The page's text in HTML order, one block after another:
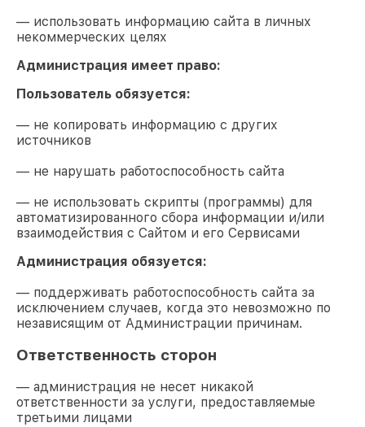
— использовать информацию сайта в личных
некоммерческих целях
Администрация имеет право:
Пользователь обязуется:
— не копировать информацию с других
источников
— не нарушать работоспособность сайта
— не использовать скрипты (программы) для
автоматизированного сбора информации и/или
взаимодействия с Сайтом и его Сервисами
Администрация обязуется:
— поддерживать работоспособность сайта за
исключением случаев, когда это невозможно по
независящим от Администрации причинам.
Ответственность сторон
— администрация не несет никакой
ответственности за услуги, предоставляемые
третьими лицами